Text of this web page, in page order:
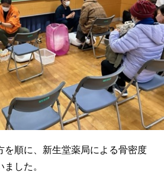
順に、新生堂薬局による骨密度
した。